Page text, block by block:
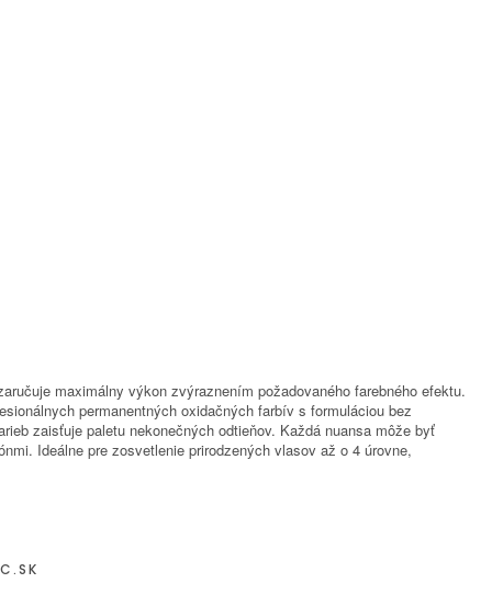
maximálny výkon zvýraznením požadovaného farebného efektu.
permanentných oxidačných farbív s formuláciou bez
zaisťuje paletu nekonečných odtieňov. Každá nuansa môže byť
Ideálne pre zosvetlenie prirodzených vlasov až o 4 úrovne,